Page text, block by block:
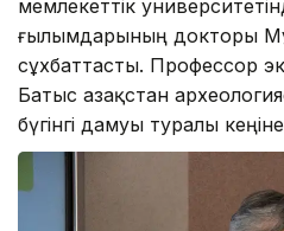
мемлекеттік
ғылымдарының докторы
сұхбаттасты. Профессор
Батыс Қазақстан
бүгінгі дамуы туралы